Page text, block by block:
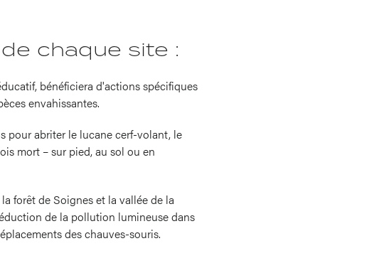
chaque site :
bénéficiera d'actions spécifiques
envahissantes.
pour abriter le lucane cerf-volant, le
mort – sur pied, au sol ou en
forêt de Soignes et la vallée de la
de la pollution lumineuse dans
des chauves-souris.